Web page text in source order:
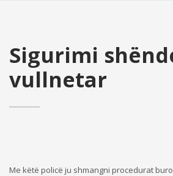
Sigurimi
vullnetar
Me këtë policë ju shmangni procedurat